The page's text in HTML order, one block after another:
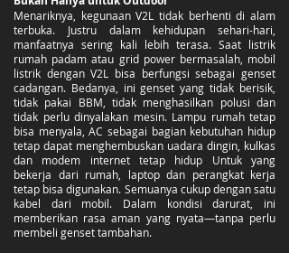
Menariknya, kegunaan V2L tidak berhenti di alam
terbuka. Justru dalam kehidupan sehari-hari,
manfaatnya sering kali lebih terasa. Saat listrik
rumah padam atau grid power bermasalah, mobil
listrik dengan V2L bisa berfungsi sebagai genset
cadangan. Bedanya, ini genset yang tidak berisik,
tidak pakai BBM, tidak menghasilkan polusi dan
tidak perlu dinyalakan mesin. Lampu rumah tetap
bisa menyala, AC sebagai bagian kebutuhan hidup
tetap dapat menghembuskan uadara dingin, kulkas
dan modem internet tetap hidup Untuk yang
bekerja dari rumah, laptop dan perangkat kerja
tetap bisa digunakan. Semuanya cukup dengan satu
kabel dari mobil. Dalam kondisi darurat, ini
memberikan rasa aman yang nyata—tanpa perlu
membeli genset tambahan.